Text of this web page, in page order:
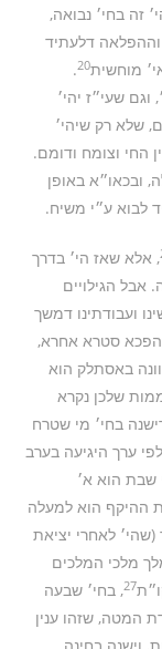
זה בחי׳ נבואה,
וההפלאה דלעתיד
מוחשית20
.
וגם שעי״ז יהי׳
שלא רק שיהי׳
החי וצומח ודומם.
ובכאו״א באופן
לבוא ע״י משיח.
, אלא שאז הי׳ בדרך
הגילויים
ועבודתינו דמשך
סטרא אחרא,
באסתלק הוא
שלכן נקרא
בחי׳ מי שטרח
ערך היגיעה בערב
שבת הוא א׳
ההיקף הוא למעלה
לאחרי יציאת
מלכי המלכים
27, בחי׳ שבעה
המטה, שזהו ענין